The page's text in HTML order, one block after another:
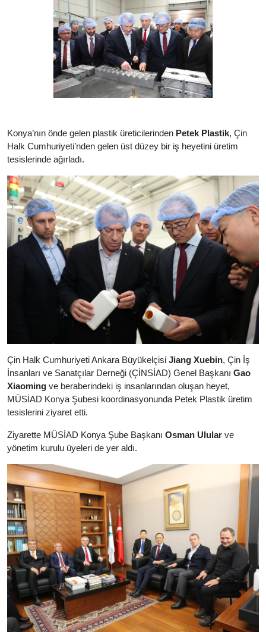
Konya’nın önde gelen plastik üreticilerinden Petek Plastik, Çin
Halk Cumhuriyeti’nden gelen üst düzey bir iş heyetini üretim
tesislerinde ağırladı.
Çin Halk Cumhuriyeti Ankara Büyükelçisi Jiang Xuebin, Çin İş
İnsanları ve Sanatçılar Derneği (ÇİNSİAD) Genel Başkanı Gao
Xiaoming ve beraberindeki iş insanlarından oluşan heyet,
MÜSİAD Konya Şubesi koordinasyonunda Petek Plastik üretim
tesislerini ziyaret etti.
Ziyarette MÜSİAD Konya Şube Başkanı Osman Ulular ve
yönetim kurulu üyeleri de yer aldı.